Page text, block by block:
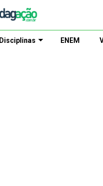
Disciplinas ENEM